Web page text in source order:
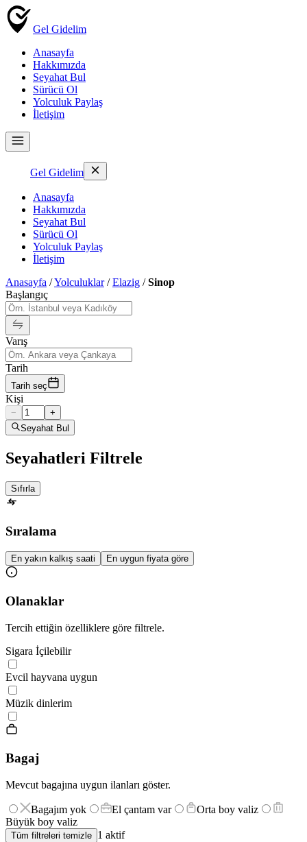
Gel Gidelim
Anasayfa
Hakkımızda
Seyahat Bul
Sürücü Ol
Yolculuk Paylaş
İletişim
Gel Gidelim
Anasayfa
Hakkımızda
Seyahat Bul
Sürücü Ol
Yolculuk Paylaş
İletişim
Anasayfa /Yolculuklar/Elazig /Sinop
Başlangıç
Varış
Tarih
Tarih seç
Kişi
−
+
Seyahat Bul
Seyahatleri Filtrele
Sıfırla
Sıralama
En yakın kalkış saati En uygun fiyata göre
Olanaklar
Tercih ettiğin özelliklere göre filtrele.
Sigara İçilebilir
Evcil hayvana uygun
Müzik dinlerim
Bagaj
Mevcut bagajına uygun ilanları göster.
Bagajım yok El çantam var
Orta boy valiz
Büyük boy valiz
Tüm filtreleri temizle 1 aktif